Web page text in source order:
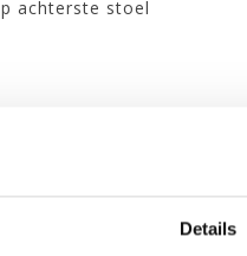
Details
achterste stoel
Polyethyleen